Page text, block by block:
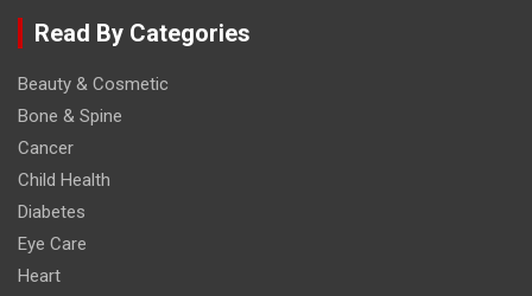
Read By Categories
Beauty & Cosmetic
Bone & Spine
Cancer
Child Health
Diabetes
Eye Care
Heart